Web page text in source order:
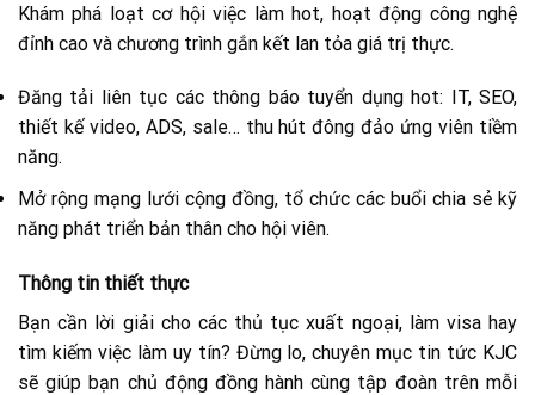
Khám phá loạt cơ hội việc làm hot, hoạt động công nghệ
đỉnh cao và chương trình gắn kết lan tỏa giá trị thực.
Đăng tải liên tục các thông báo tuyển dụng hot: IT, SEO,
thiết kế video, ADS, sale… thu hút đông đảo ứng viên tiềm
năng.
Mở rộng mạng lưới cộng đồng, tổ chức các buổi chia sẻ kỹ
năng phát triển bản thân cho hội viên.
Thông tin thiết thực
Bạn cần lời giải cho các thủ tục xuất ngoại, làm visa hay
tìm kiếm việc làm uy tín? Đừng lo, chuyên mục tin tức KJC
sẽ giúp bạn chủ động đồng hành cùng tập đoàn trên mỗi